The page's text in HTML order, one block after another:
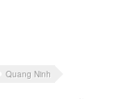
Quang Ninh